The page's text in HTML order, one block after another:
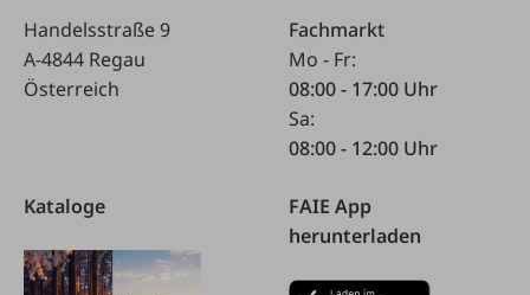
Handelsstraße 9
A-4844 Regau
Österreich
Fachmarkt
Mo - Fr:
08:00 - 17:00 Uhr
Sa:
08:00 - 12:00 Uhr
Kataloge
FAIE App
herunterladen